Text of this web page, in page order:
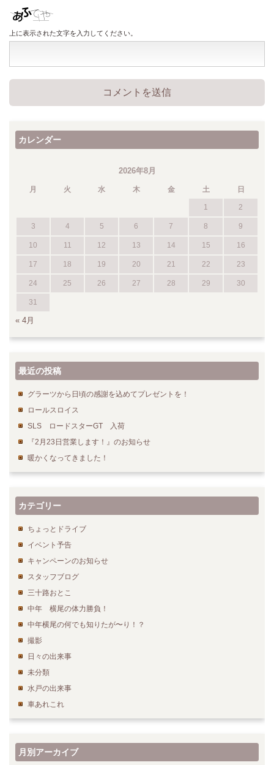
上に表示された文字を入力してください。
カレンダー
2026年8月
月 火 水 木 金 土 日
1 2
3 4 5 6 7 8 9
10 11 12 13 14 15 16
17 18 19 20 21 22 23
24 25 26 27 28 29 30
31
« 4月
最近の投稿
グラーツから日頃の感謝を込めてプレゼントを！
ロールスロイス
SLS ロードスターGT 入荷
『2月23日営業します！』のお知らせ
暖かくなってきました！
カテゴリー
ちょっとドライブ
イベント予告
キャンペーンのお知らせ
スタッフブログ
三十路おとこ
中年 横尾の体力勝負！
中年横尾の何でも知りたが〜り！？
撮影
日々の出来事
未分類
水戸の出来事
車あれこれ
月別アーカイブ